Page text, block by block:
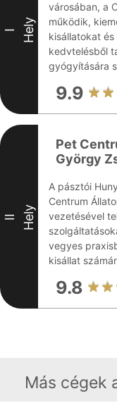
I Hely
városában, a
működik,
kisállatokat
kedvtelésből
gyógyítására
9.9
II Hely
Pet
György
A pásztói
Centrum
vezetésével
vegyes
kisállat
9.8
Más cégek